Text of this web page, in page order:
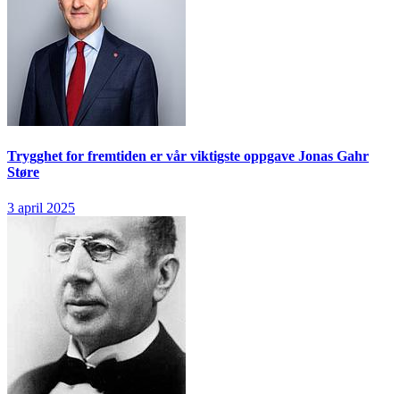
Trygghet for fremtiden er vår viktigste oppgave Jonas Gahr
Støre
3 april 2025